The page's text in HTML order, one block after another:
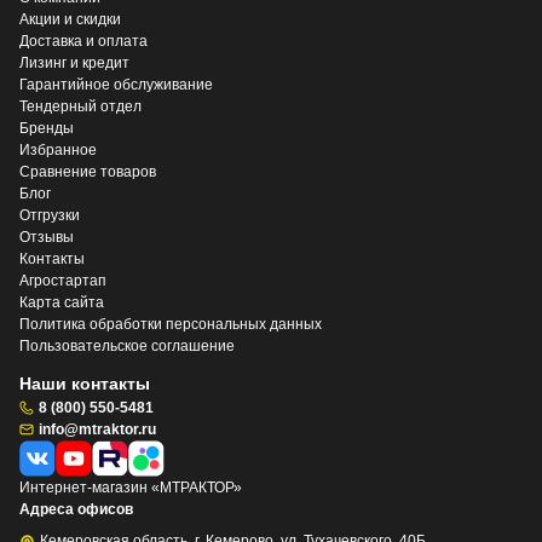
Акции и скидки
Доставка и оплата
Лизинг и кредит
Гарантийное обслуживание
Тендерный отдел
Бренды
Избранное
Сравнение товаров
Блог
Отгрузки
Отзывы
Контакты
Агростартап
Карта сайта
Политика обработки персональных данных
Пользовательское соглашение
Наши контакты
8 (800) 550-5481
info@mtraktor.ru
Интернет-магазин «МТРАКТОР»
Адреса офисов